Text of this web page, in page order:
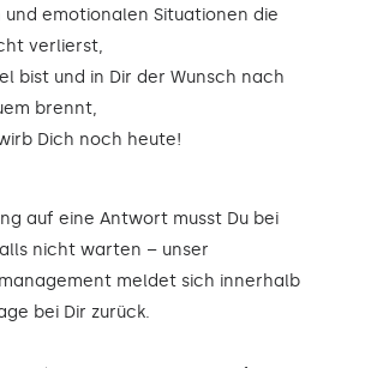
und emotionalen Situationen die
verlierst,
bist und in Dir der Wunsch nach
brennt,
Dich noch heute!
auf eine Antwort musst Du bei
nicht warten – unser
meldet sich innerhalb
bei Dir zurück.